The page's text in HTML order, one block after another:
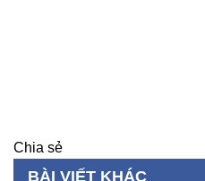
Chia sẻ
BÀI VIẾT KHÁC